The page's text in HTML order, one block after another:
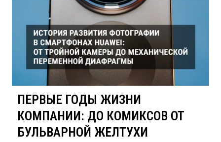
ПЕРВЫЕ ГОДЫ ЖИЗНИ
КОМПАНИИ: ДО КОМИКСОВ ОТ
БУЛЬВАРНОЙ ЖЕЛТУХИ